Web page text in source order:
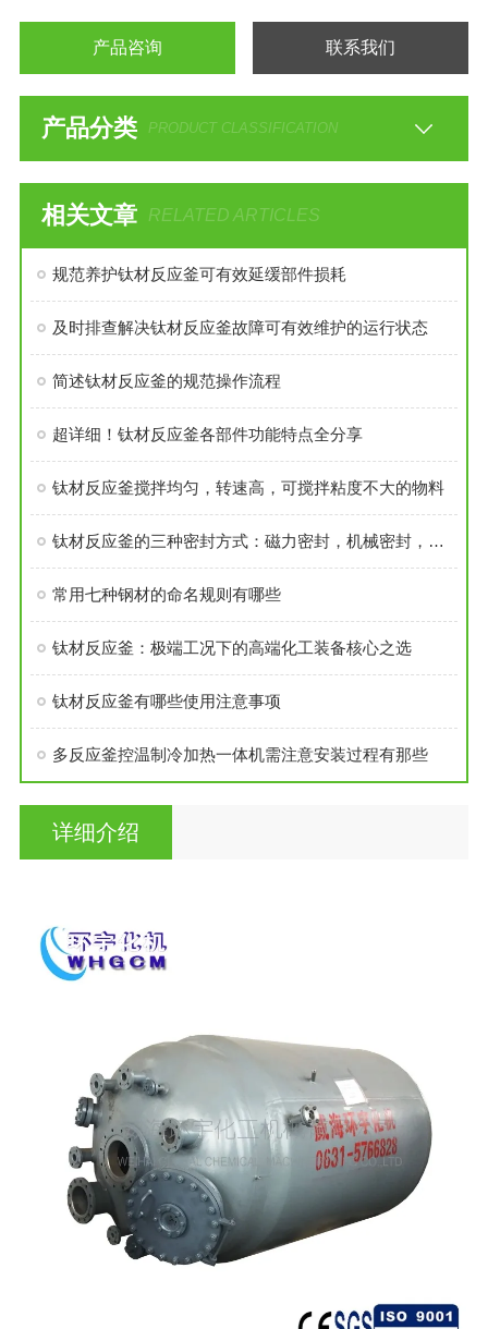
产品咨询 联系我们
产品分类 PRODUCT CLASSIFICATION
相关文章 RELATED ARTICLES
规范养护钛材反应釜可有效延缓部件损耗
及时排查解决钛材反应釜故障可有效维护的运行状态
简述钛材反应釜的规范操作流程
超详细！钛材反应釜各部件功能特点全分享
钛材反应釜搅拌均匀，转速高，可搅拌粘度不大的物料
钛材反应釜的三种密封方式：磁力密封，机械密封，填料密封
常用七种钢材的命名规则有哪些
钛材反应釜：极端工况下的高端化工装备核心之选
钛材反应釜有哪些使用注意事项
多反应釜控温制冷加热一体机需注意安装过程有那些
详细介绍